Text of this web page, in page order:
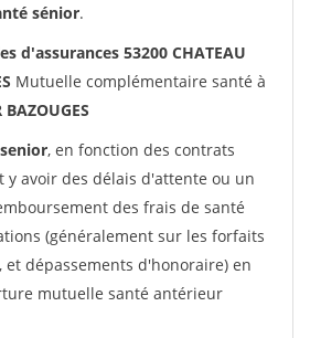
sénior.
d'assurances 53200 CHATEAU
Mutuelle complémentaire santé à
, en fonction des contrats
y avoir des délais d'attente ou un
des frais de santé
(généralement sur les forfaits
dépassements d'honoraire) en
mutuelle santé antérieur